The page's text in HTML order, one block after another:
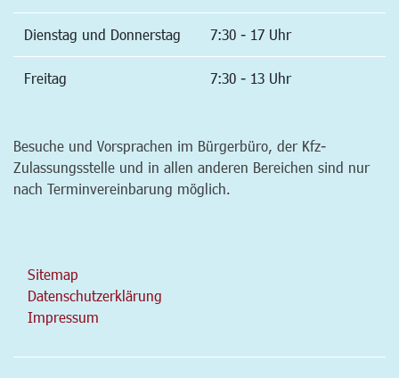
Dienstag und Donnerstag 7:30 - 17 Uhr
Freitag 7:30 - 13 Uhr
Besuche und Vorsprachen im Bürgerbüro, der Kfz-
Zulassungsstelle und in allen anderen Bereichen sind nur
nach Terminvereinbarung möglich.
Sitemap
Datenschutzerklärung
Impressum